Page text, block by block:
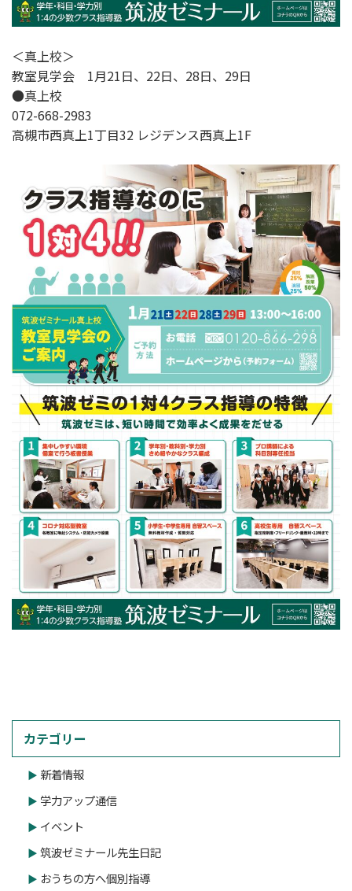
＜真上校＞
教室見学会 1月21日、22日、28日、29日
●真上校
072-668-2983
高槻市西真上1丁目32 レジデンス西真上1F
カテゴリー
新着情報
学力アップ通信
イベント
筑波ゼミナール先生日記
おうちの方へ個別指導